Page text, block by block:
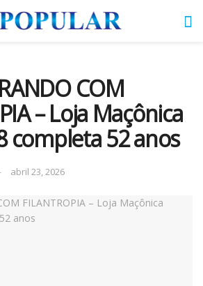
COM
– Loja Maçônica
completa 52 anos
abril 23, 2026